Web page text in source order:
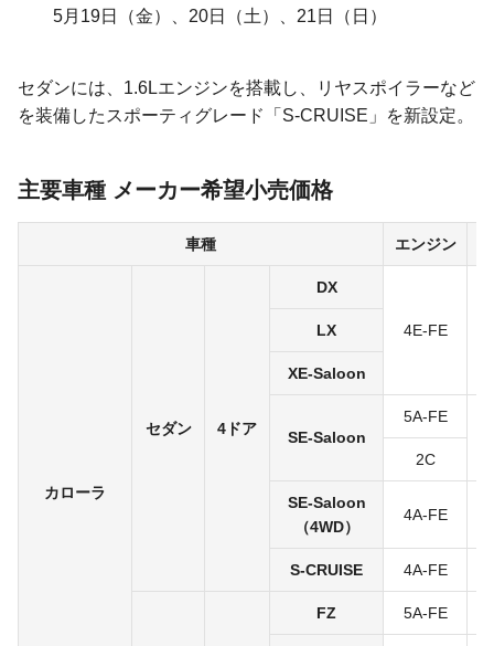
5月19日（金）、 20日（土）、 21日（日）
セダンには、1.6Lエンジンを搭載し、リヤスポイラーなど
を装備したスポーティグレード「S-CRUISE」を新設定。
主要車種 メーカー希望小売価格
車種 エンジン
カローラ
セダン 4ドア
DX
4E-FE
LX
XE-Saloon
SE-Saloon
5A-FE
2C
SE-Saloon
（4WD）
4A-FE
S-CRUISE 4A-FE
FZ 5A-FE